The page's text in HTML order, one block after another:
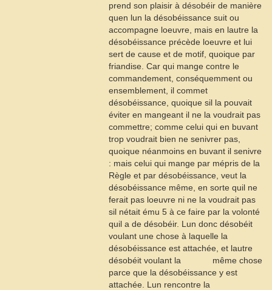
prend son plaisir à désobéir de manière
quen lun la désobéissance suit ou
accompagne loeuvre, mais en lautre la
désobéissance précède loeuvre et lui
sert de cause et de motif, quoique par
friandise. Car qui mange contre le
commandement, conséquemment ou
ensemblement, il commet
désobéissance, quoique sil la pouvait
éviter en mangeant il ne la voudrait pas
commettre; comme celui qui en buvant
trop voudrait bien ne senivrer pas,
quoique néanmoins en buvant il senivre
: mais celui qui mange par mépris de la
Règle et par désobéissance, veut la
désobéissance même, en sorte quil ne
ferait pas loeuvre ni ne la voudrait pas
sil nétait ému 5 à ce faire par la volonté
quil a de désobéir. Lun donc désobéit
voulant une chose à laquelle la
désobéissance est attachée, et lautre
désobéit voulant la
même chose
parce que la désobéissance y est
attachée. Lun rencontre la